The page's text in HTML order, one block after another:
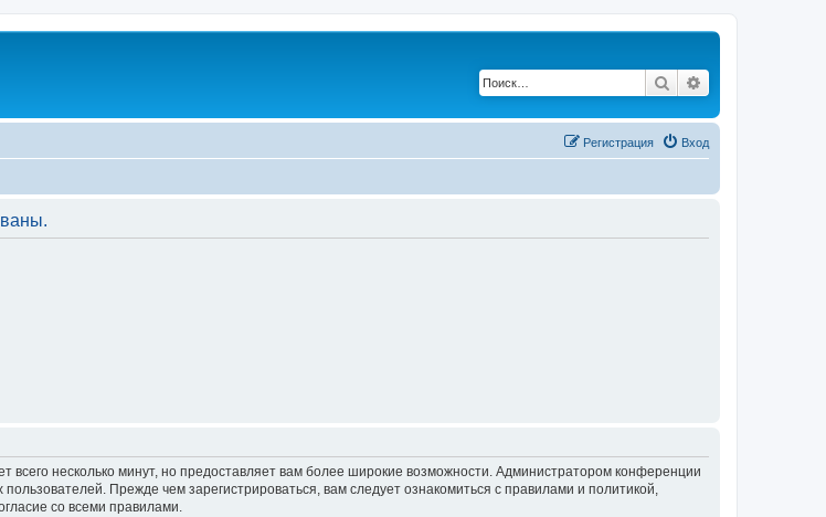
Поиск
Вход
Регистрация
несколько минут, но предоставляет вам более широкие возможности. Администратором конференции
Прежде чем зарегистрироваться, вам следует ознакомиться с правилами и политикой,
со всеми правилами.